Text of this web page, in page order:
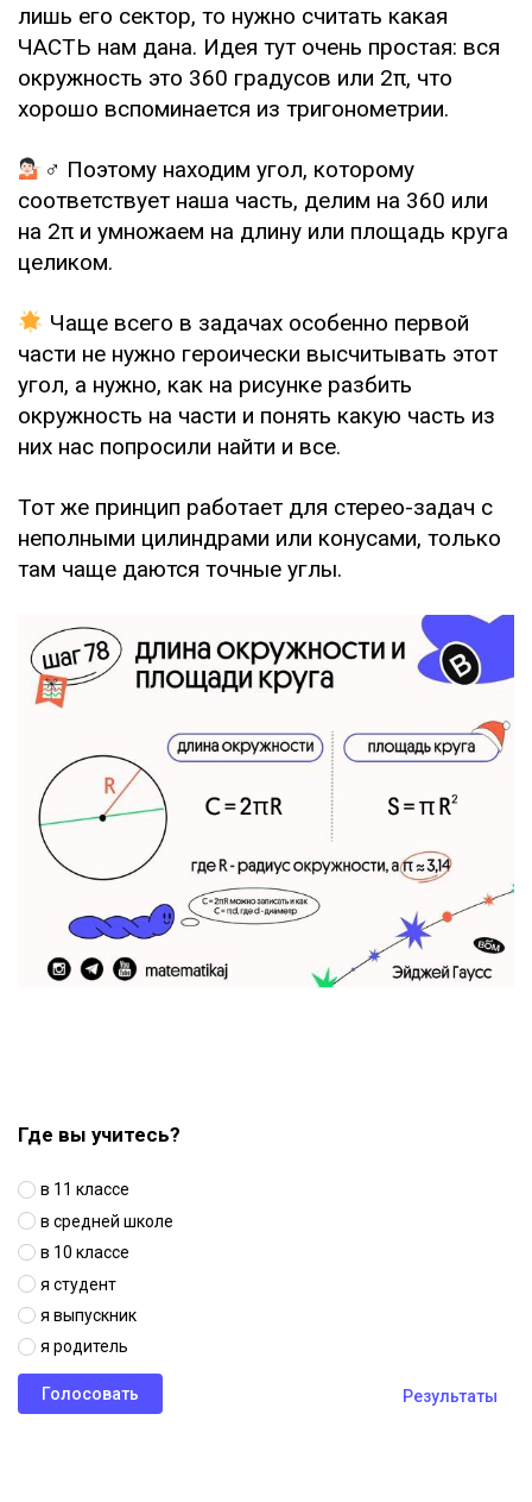
лишь его сектор, то нужно считать какая
ЧАСТЬ нам дана. Идея тут очень простая: вся
окружность это 360 градусов или 2π, что
хорошо вспоминается из тригонометрии.
‍♂ Поэтому находим угол, которому
соответствует наша часть, делим на 360 или
на 2π и умножаем на длину или площадь круга
целиком.
Чаще всего в задачах особенно первой
части не нужно героически высчитывать этот
угол, а нужно, как на рисунке разбить
окружность на части и понять какую часть из
них нас попросили найти и все.
Тот же принцип работает для стерео-задач с
неполными цилиндрами или конусами, только
там чаще даются точные углы.
Где вы учитесь?
в 11 классе
в средней школе
в 10 классе
я студент
я выпускник
я родитель
Результаты